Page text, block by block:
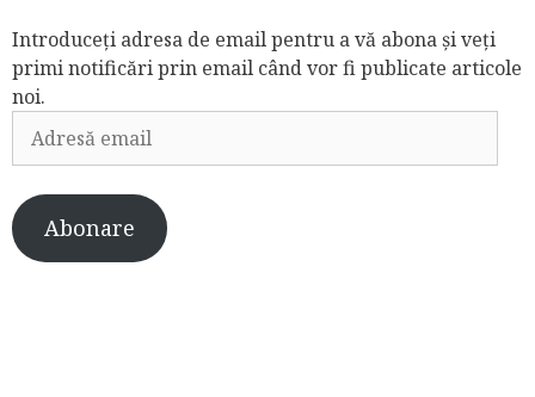
Introduceți adresa de email pentru a vă abona și veți
primi notificări prin email când vor fi publicate articole
noi.
Adresă
email
Abonare